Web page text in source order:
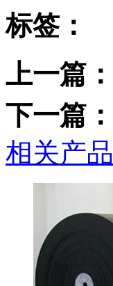
标签：
上一篇：
下一篇：
相关产品